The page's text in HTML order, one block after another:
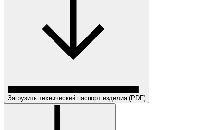
Загрузить технический паспорт изделия (PDF)